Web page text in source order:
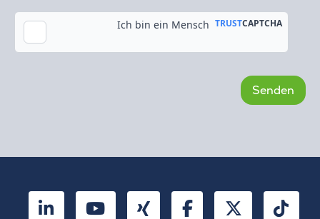
Kopie an meine E-Mail-Adresse senden
LinkedInYouTubeXing FacebookTwitter